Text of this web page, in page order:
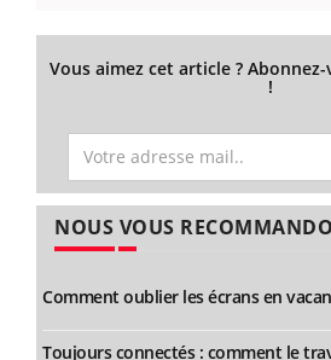
Vous aimez cet article ?
!
NOUS VOUS
Comment oublier les écrans en
Toujours connectés : comment le